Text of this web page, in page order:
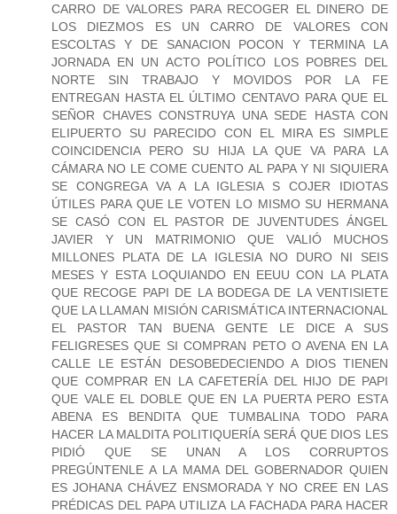
CARRO DE VALORES PARA RECOGER EL DINERO DE
LOS DIEZMOS ES UN CARRO DE VALORES CON
ESCOLTAS Y DE SANACION POCON Y TERMINA LA
JORNADA EN UN ACTO POLÍTICO LOS POBRES DEL
NORTE SIN TRABAJO Y MOVIDOS POR LA FE
ENTREGAN HASTA EL ÚLTIMO CENTAVO PARA QUE EL
SEÑOR CHAVES CONSTRUYA UNA SEDE HASTA CON
ELIPUERTO SU PARECIDO CON EL MIRA ES SIMPLE
COINCIDENCIA PERO SU HIJA LA QUE VA PARA LA
CÁMARA NO LE COME CUENTO AL PAPA Y NI SIQUIERA
SE CONGREGA VA A LA IGLESIA S COJER IDIOTAS
ÚTILES PARA QUE LE VOTEN LO MISMO SU HERMANA
SE CASÓ CON EL PASTOR DE JUVENTUDES ÁNGEL
JAVIER Y UN MATRIMONIO QUE VALIÓ MUCHOS
MILLONES PLATA DE LA IGLESIA NO DURO NI SEIS
MESES Y ESTA LOQUIANDO EN EEUU CON LA PLATA
QUE RECOGE PAPI DE LA BODEGA DE LA VENTISIETE
QUE LA LLAMAN MISIÓN CARISMÁTICA INTERNACIONAL
EL PASTOR TAN BUENA GENTE LE DICE A SUS
FELIGRESES QUE SI COMPRAN PETO O AVENA EN LA
CALLE LE ESTÁN DESOBEDECIENDO A DIOS TIENEN
QUE COMPRAR EN LA CAFETERÍA DEL HIJO DE PAPI
QUE VALE EL DOBLE QUE EN LA PUERTA PERO ESTA
ABENA ES BENDITA QUE TUMBALINA TODO PARA
HACER LA MALDITA POLITIQUERÍA SERÁ QUE DIOS LES
PIDIÓ QUE SE UNAN A LOS CORRUPTOS
PREGÚNTENLE A LA MAMA DEL GOBERNADOR QUIEN
ES JOHANA CHÁVEZ ENSMORADA Y NO CREE EN LAS
PRÉDICAS DEL PAPA UTILIZA LA FACHADA PARA HACER